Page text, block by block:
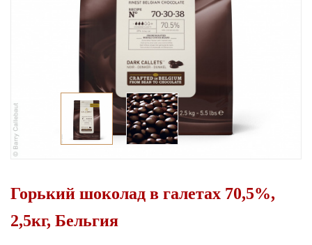
Горький шоколад в галетах 70,5%,
2,5кг, Бельгия